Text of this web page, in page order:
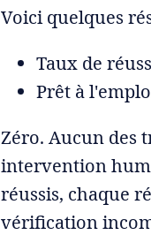
Voici quelques
Taux de
Prêt à
Zéro. Aucun des
intervention
réussis, chaque
vérification